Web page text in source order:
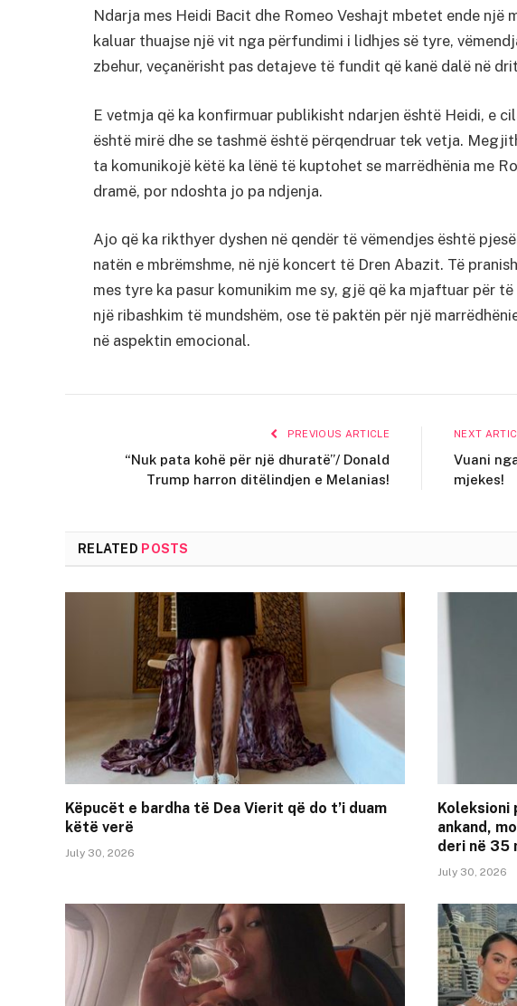
Ndarja mes Heidi Bacit dhe Romeo Veshajt mbetet ende një
kaluar thuajse një vit nga përfundimi i lidhjes së tyre,
zbehur, veçanërisht pas detajeve të fundit që kanë dalë në
E vetmja që ka konfirmuar publikisht ndarjen është Heidi, e
është mirë dhe se tashmë është përqendruar tek vetja.
ta komunikojë këtë ka lënë të kuptohet se marrëdhënia me
dramë, por ndoshta jo pa ndjenja.
Ajo që ka rikthyer dyshen në qendër të vëmendjes është
natën e mbrëmshme, në një koncert të Dren Abazit. Të
mes tyre ka pasur komunikim me sy, gjë që ka mjaftuar për
një ribashkim të mundshëm, ose të paktën për një
në aspektin emocional.
PREVIOUS ARTICLE
“Nuk pata kohë për një dhuratë”/ Donald
Trump harron ditëlindjen e Melanias!
NEXT
Vuani
mjekes!
RELATED POSTS
Këpucët e bardha të Dea Vierit që do t’i duam
këtë verë
July 30, 2026
Koleksioni
ankand,
deri në 35
July 30, 2026